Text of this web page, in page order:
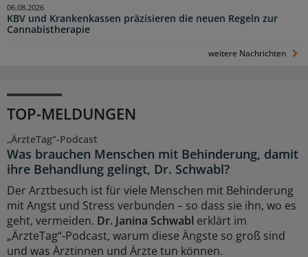
KBV und Krankenkassen präzisieren die neuen Regeln zur
Cannabistherapie
06.08.2026
weitere Nachrichten
TOP-MELDUNGEN
„ÄrzteTag“-Podcast
Was brauchen Menschen mit Behinderung, damit
ihre Behandlung gelingt, Dr. Schwabl?
Der Arztbesuch ist für viele Menschen mit Behinderung
mit Angst und Stress verbunden – so dass sie ihn, wo es
geht, vermeiden. Dr. Janina Schwabl erklärt im
„ÄrzteTag“-Podcast, warum diese Ängste so groß sind
und was Ärztinnen und Ärzte tun können.